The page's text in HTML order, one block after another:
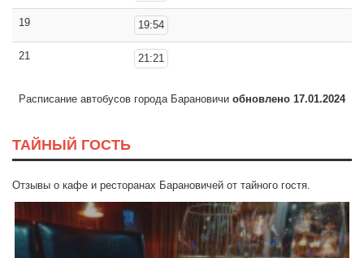
19 19:54
21 21:21
Расписание автобусов города Барановичи обновлено 17.01.2024
ТАЙНЫЙ ГОСТЬ
Отзывы о кафе и ресторанах Барановичей от тайного гостя.